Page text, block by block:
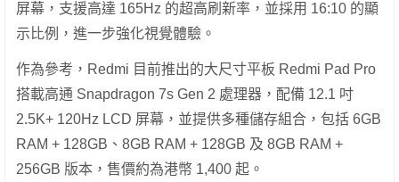
屏幕，支援高達 165Hz 的超高刷新率，並採用 16:10 的顯
示比例，進一步強化視覺體驗。
作為參考，Redmi 目前推出的大尺寸平板 Redmi Pad Pro
搭載高通 Snapdragon 7s Gen 2 處理器，配備 12.1 吋
2.5K+ 120Hz LCD 屏幕，並提供多種儲存組合，包括 6GB
RAM + 128GB、8GB RAM + 128GB 及 8GB RAM +
256GB 版本，售價約為港幣 1,400 起。